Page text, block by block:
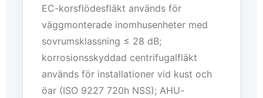
EC-korsflödesfläkt används för
väggmonterade inomhusenheter med
sovrumsklassning ≤ 28 dB;
korrosionsskyddad centrifugalfläkt
används för installationer vid kust och
öar (ISO 9227 720h NSS); AHU-